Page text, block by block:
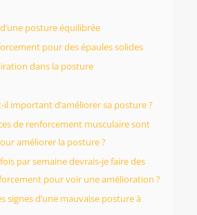
posture équilibrée
pour des épaules solides
dans la posture
il important d’améliorer sa posture ?
de renforcement musculaire sont
améliorer la posture ?
par semaine devrais-je faire des
pour voir une amélioration ?
signes d’une mauvaise posture à